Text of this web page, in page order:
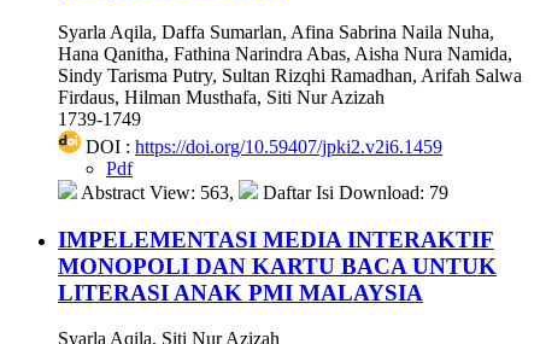
Syarla Aqila, Daffa Sumarlan, Afina Sabrina Naila Nuha,
Hana Qanitha, Fathina Narindra Abas, Aisha Nura Namida,
Sindy Tarisma Putry, Sultan Rizqhi Ramadhan, Arifah Salwa
Firdaus, Hilman Musthafa, Siti Nur Azizah
1739-1749
DOI : https://doi.org/10.59407/jpki2.v2i6.1459
Pdf
Abstract View: 563,
Daftar Isi Download: 79
IMPELEMENTASI MEDIA INTERAKTIF
MONOPOLI DAN KARTU BACA UNTUK
LITERASI ANAK PMI MALAYSIA
Syarla Aqila, Siti Nur Azizah